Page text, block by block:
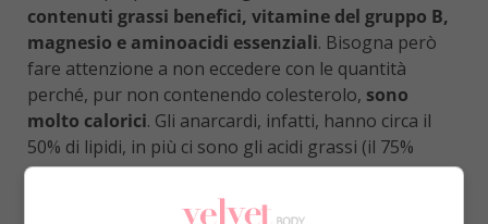
contenuti grassi benefici, vitamine del gruppo B,
magnesio e aminoacidi essenziali. Bisogna però
fare attenzione a non eccedere con le quantità
perché, pur non contenendo colesterolo, sono
molto calorici. Gli anarcardi, infatti, hanno circa il
50% di lipidi, in più ci sono gli acidi grassi (il 75%
monoinsaturi), acido oleico come l’olio extra vergine
di oliva, e in minor parte grassi polinsaturi e saturi.